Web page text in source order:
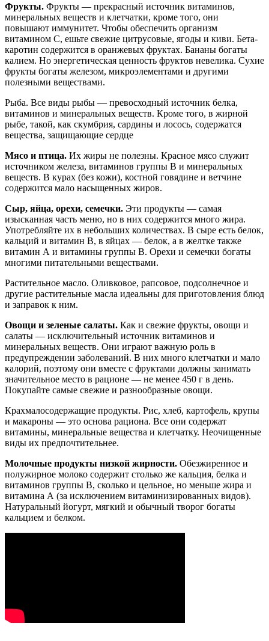
Фрукты. Фрукты — прекрасный источник витаминов,
минеральных веществ и клетчатки, кроме того, они
повышают иммунитет. Чтобы обеспечить организм
витамином С, ешьте свежие цитрусовые, ягоды и киви. Бета-
каротин содержится в оранжевых фруктах. Бананы богаты
калием. Но энергетическая ценность фруктов невелика. Сухие
фрукты богаты железом, микроэлементами и другими
полезными веществами.
Рыба. Все виды рыбы — превосходный источник белка,
витаминов и минеральных веществ. Кроме того, в жирной
рыбе, такой, как скумбрия, сардины и лосось, содержатся
вещества, защищающие сердце
Мясо и птица. Их жиры не полезны. Красное мясо служит
источником железа, витаминов группы В и минеральных
веществ. В курах (без кожи), костной говядине и ветчине
содержится мало насыщенных жиров.
Сыр, яйца, орехи, семечки. Эти продукты — самая
изысканная часть меню, но в них содержится много жира.
Употребляйте их в небольших количествах. В сыре есть белок,
кальций и витамин В, в яйцах — белок, а в желтке также
витамин А и витамины группы В. Орехи и семечки богаты
многими питательными веществами.
Растительное масло. Оливковое, рапсовое, подсолнечное и
другие растительные масла идеальны для приготовления блюд
и заправок к ним.
Овощи и зеленые салаты. Как и свежие фрукты, овощи и
салаты — исключительный источник витаминов и
минеральных веществ. Они играют важную роль в
предупреждении заболеваний. В них много клетчатки и мало
калорий, поэтому они вместе с фруктами должны занимать
значительное место в рационе — не менее 450 г в день.
Покупайте самые свежие и разнообразные овощи.
Крахмалосодержащие продукты. Рис, хлеб, картофель, крупы
и макароны — это основа рациона. Все они содержат
витамины, минеральные вещества и клетчатку. Неочищенные
виды их предпочтительнее.
Молочные продукты низкой жирности. Обезжиренное и
полужирное молоко содержит столько же кальция, белка и
витаминов группы В, сколько и цельное, но меньше жира и
витамина А (за исключением витаминизированных видов).
Натуральный йогурт, мягкий и обычный творог богаты
кальцием и белком.